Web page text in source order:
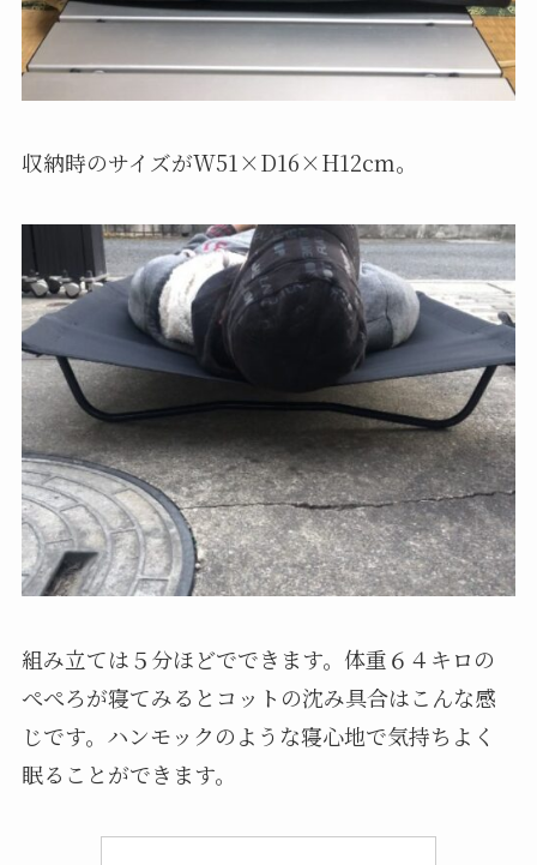
収納時のサイズがW51×D16×H12cm。
組み立ては５分ほどでできます。体重６４キロの
ぺぺろが寝てみるとコットの沈み具合はこんな感
じです。ハンモックのような寝心地で気持ちよく
眠ることができます。